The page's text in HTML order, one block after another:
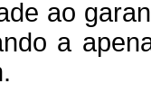
ao
a